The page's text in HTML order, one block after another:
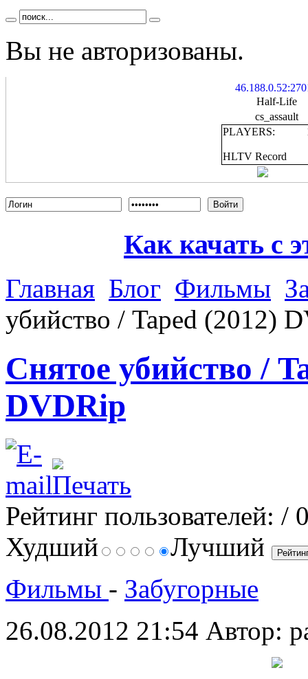
Вы не авторизованы.
Half-Life
cs_assault
PLAYERS:
HLTV Record
Войти
Как качать с
Главная Блог Фильмы
убийство / Taped (2012)
Снятое убийство /
DVDRip
Рейтинг пользователей: /
Худший
Лучший
Фильмы - Забугорные
26.08.2012 21:54 Автор: